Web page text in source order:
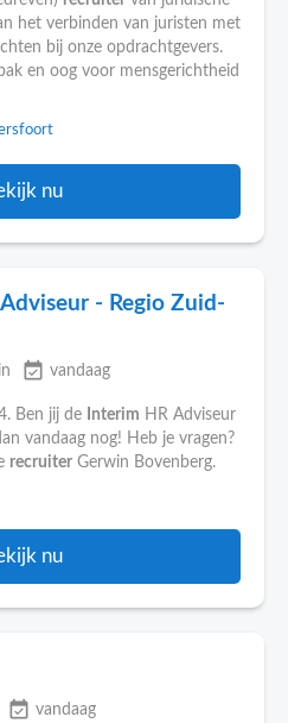
het verbinden van juristen met
bij onze opdrachtgevers.
en oog voor mensgerichtheid
nu
- Regio Zuid-
event_available vandaag
Ben jij de Interim HR Adviseur
vandaag nog! Heb je vragen?
recruiter Gerwin Bovenberg.
nu
event_available vandaag